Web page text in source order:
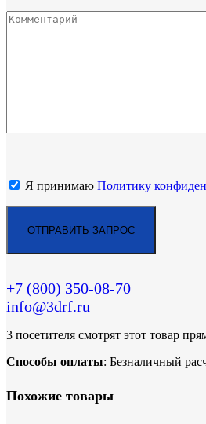
Я принимаю Политику
+7 (800) 350-08-70
info@3drf.ru
3 посетителя смотрят этот товар
Способы оплаты: Безналичный
Похожие товары